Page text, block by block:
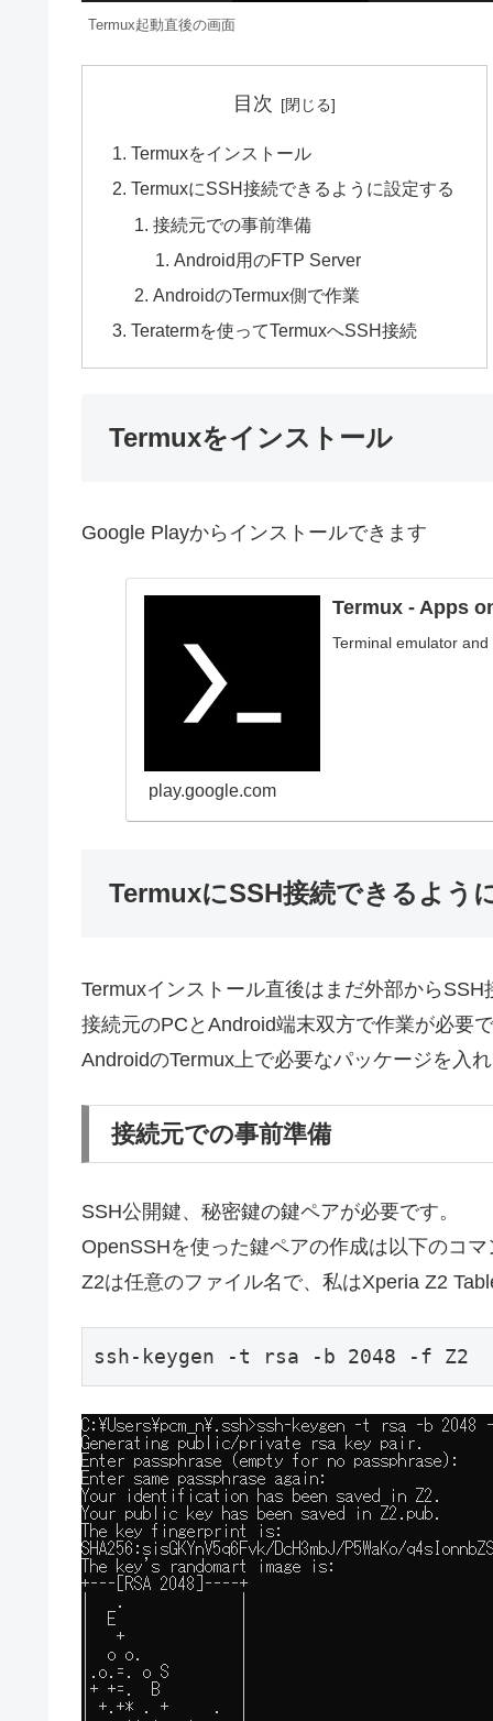
Termux起動直後の画面
目次
Termuxをインストール
TermuxにSSH接続できるように設定する
接続元での事前準備
Android用のFTP Server
AndroidのTermux側で作業
Teratermを使ってTermuxへSSH接続
Termuxをインストール
Google Playからインストールできます
Termux - Apps
Terminal emulator
play.google.com
TermuxにSSH接続できるよう
Termuxインストール直後はまだ外部からSSH
接続元のPCとAndroid端末双方で作業が必要
AndroidのTermux上で必要なパッケージを入
接続元での事前準備
SSH公開鍵、秘密鍵の鍵ペアが必要です。
OpenSSHを使った鍵ペアの作成は以下のコ
Z2は任意のファイル名で、私はXperia Z2
ssh-keygen -t rsa -b 2048 -f Z2